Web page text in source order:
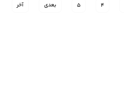
4
5 بعدی آخر